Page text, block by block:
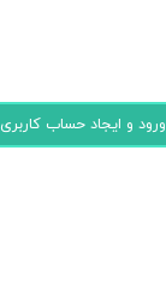
ورود و ایجاد حساب کاربری